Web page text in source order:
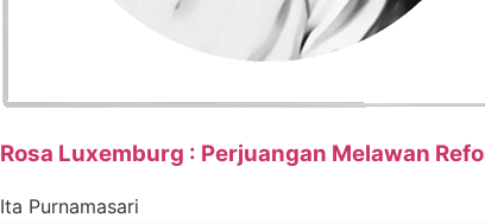
Rosa Luxemburg : Perjuangan Melawan
Ita Purnamasari